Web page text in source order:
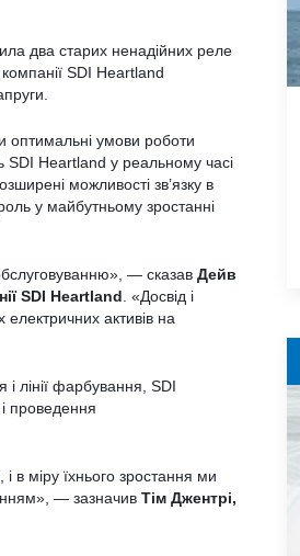
два старих ненадійних реле
SDI Heartland
оптимальні умови роботи
SDI Heartland у реальному часі
можливості зв’язку в
у майбутньому зростанні
— сказав Дейв
SDI Heartland . «Досвід і
активів на
лінії фарбування, SDI
проведення
в міру їхнього зростання ми
— зазначив Тім Джентрі,